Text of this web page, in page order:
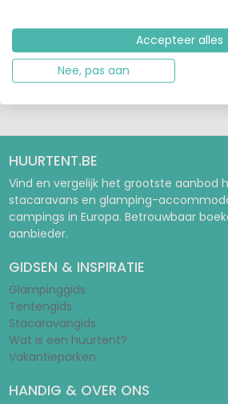
met onze reizen door
bezoeken campings
foto’s en passen waar
HUURTENT.BE
Vind en vergelijk het grootste aanbod
stacaravans en glamping-
campings in Europa. Betrouwbaar
aanbieder.
GIDSEN & INSPIRATIE
Glampinggids
Tentengids
Stacaravangids
Wat is een huurtent?
Vakantieparken
HANDIG & OVER ONS
Accepteer alles
Nee, pas aan